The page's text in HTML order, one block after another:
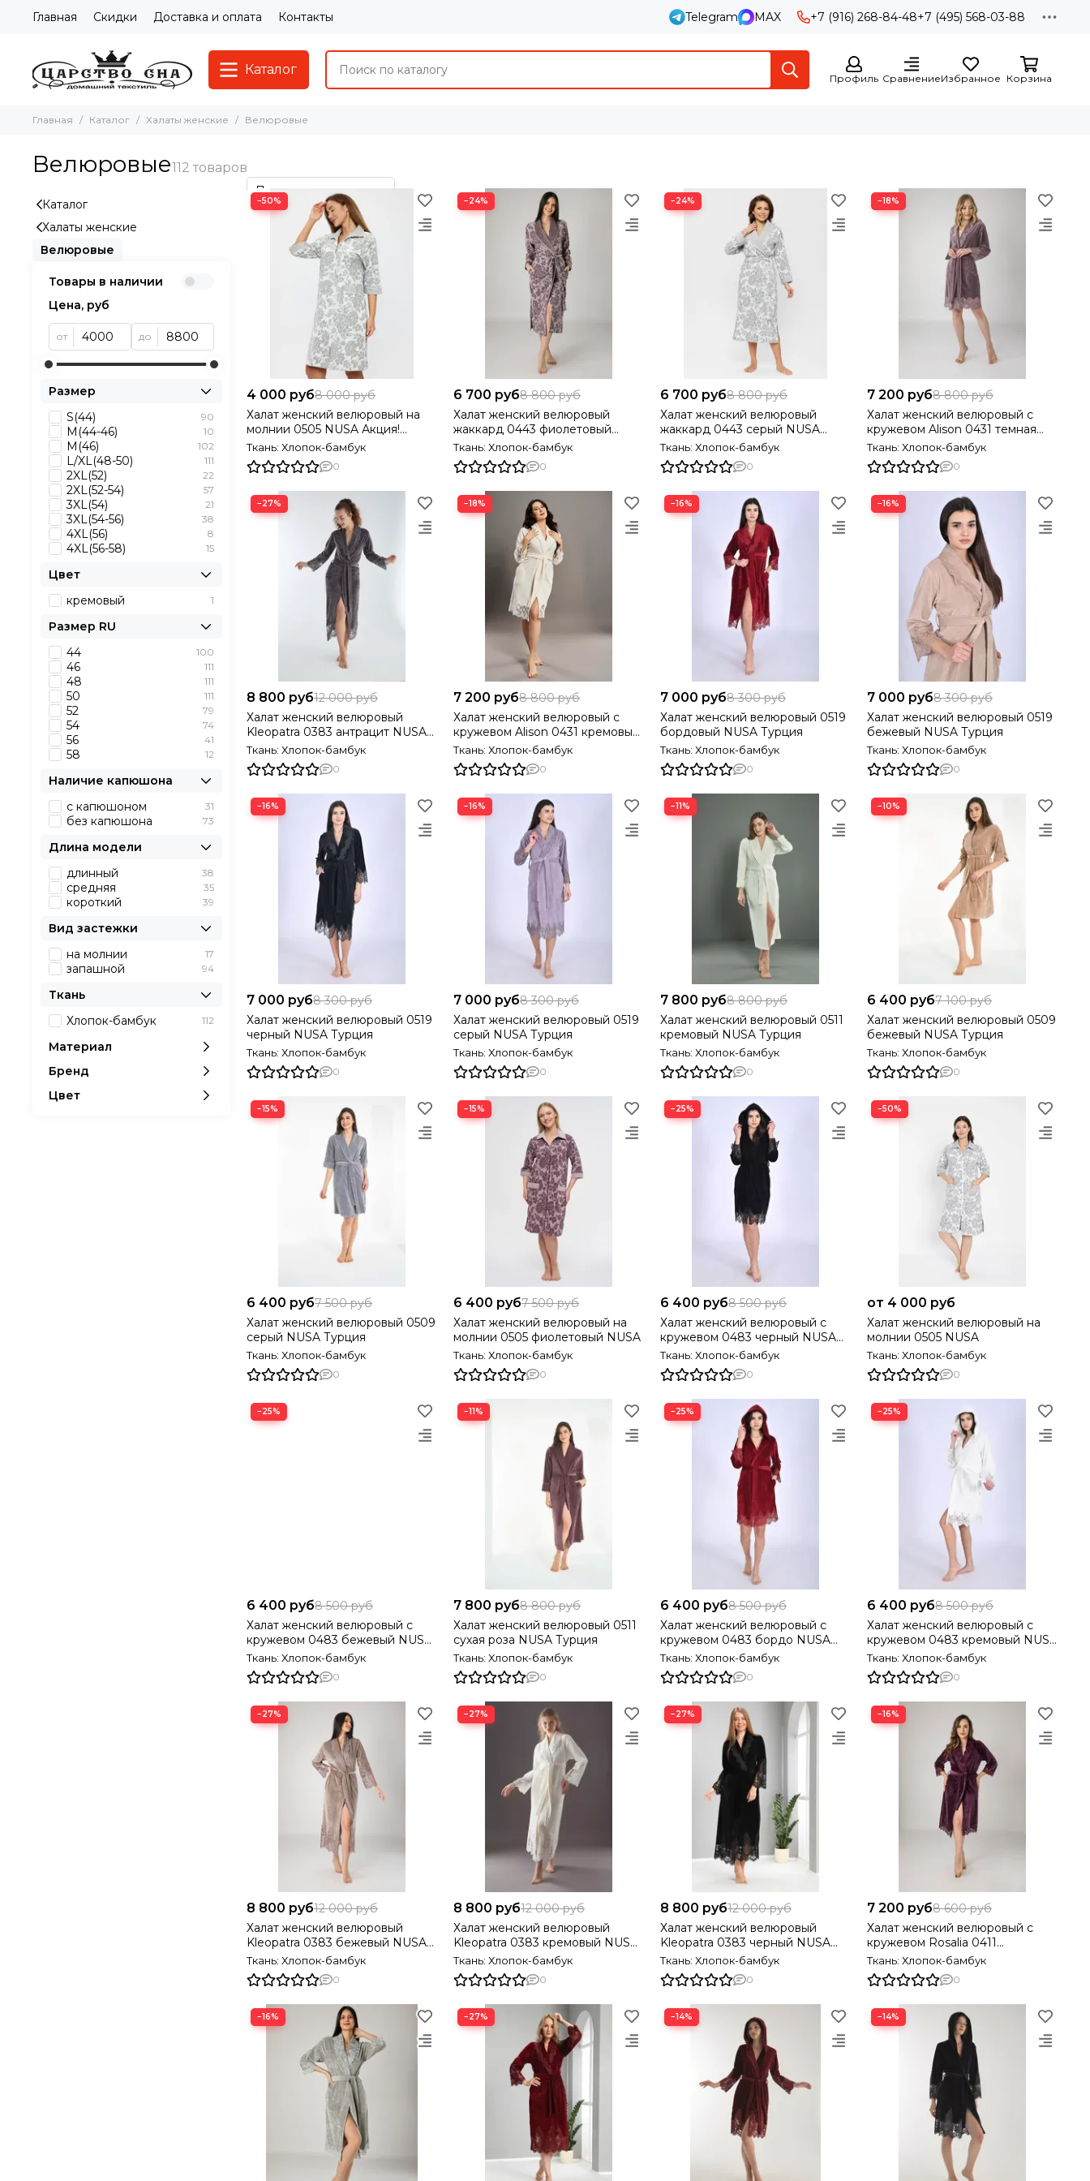
Главная Скидки Доставка и оплата Контакты Telegram MAX +7 (916) 268-84-48+7 (495) 568-03-88
Каталог
Профиль СравнениеИзбранное Корзина
Главная Каталог Халаты женские Велюровые
Велюровые
−50%
4 000 руб8 000 руб
Халат женский велюровый на
молнии 0505 NUSA Акция!
Последний размер
Ткань: Хлопок-бамбук
0
−24%
6 700 руб8 800 руб
Халат женский велюровый
жаккард 0443 фиолетовый
NUSA Турция
Ткань: Хлопок-бамбук
0
−24%
6 700 руб8 800 руб
Халат женский велюровый
жаккард 0443 серый NUSA
Турция
Ткань: Хлопок-бамбук
0
−18%
7 200 руб8 800 руб
Халат женский велюровый с
кружевом Alison 0431 темная
сухая роза NUSA Турция
Ткань: Хлопок-бамбук
0
−27%
8 800 руб12 000 руб
Халат женский велюровый
Kleopatra 0383 антрацит NUSA
Турция
Ткань: Хлопок-бамбук
0
−18%
7 200 руб8 800 руб
Халат женский велюровый с
кружевом Alison 0431 кремовый
NUSA Турция
Ткань: Хлопок-бамбук
0
−16%
7 000 руб8 300 руб
Халат женский велюровый 0519
бордовый NUSA Турция
Ткань: Хлопок-бамбук
0
−16%
7 000 руб8 300 руб
Халат женский велюровый 0519
бежевый NUSA Турция
Ткань: Хлопок-бамбук
0
−16%
7 000 руб8 300 руб
Халат женский велюровый 0519
черный NUSA Турция
Ткань: Хлопок-бамбук
0
−16%
7 000 руб8 300 руб
Халат женский велюровый 0519
серый NUSA Турция
Ткань: Хлопок-бамбук
0
−11%
7 800 руб8 800 руб
Халат женский велюровый 0511
кремовый NUSA Турция
Ткань: Хлопок-бамбук
0
−10%
6 400 руб7 100 руб
Халат женский велюровый 0509
бежевый NUSA Турция
Ткань: Хлопок-бамбук
0
−15%
6 400 руб7 500 руб
Халат женский велюровый 0509
серый NUSA Турция
Ткань: Хлопок-бамбук
0
−15%
6 400 руб7 500 руб
Халат женский велюровый на
молнии 0505 фиолетовый NUSA
Ткань: Хлопок-бамбук
0
−25%
6 400 руб8 500 руб
Халат женский велюровый с
кружевом 0483 черный NUSA
Турция
Ткань: Хлопок-бамбук
0
−50%
от 4 000 руб
Халат женский велюровый на
молнии 0505 NUSA
Ткань: Хлопок-бамбук
0
−25%
6 400 руб8 500 руб
Халат женский велюровый с
кружевом 0483 бежевый NUSA
Турция
Ткань: Хлопок-бамбук
0
−11%
7 800 руб8 800 руб
Халат женский велюровый 0511
сухая роза NUSA Турция
Ткань: Хлопок-бамбук
0
−25%
6 400 руб8 500 руб
Халат женский велюровый с
кружевом 0483 бордо NUSA
Турция
Ткань: Хлопок-бамбук
0
−25%
6 400 руб8 500 руб
Халат женский велюровый с
кружевом 0483 кремовый NUSA
Турция
Ткань: Хлопок-бамбук
0
−27%
8 800 руб12 000 руб
Халат женский велюровый
Kleopatra 0383 бежевый NUSA
Турция
Ткань: Хлопок-бамбук
0
−27%
8 800 руб12 000 руб
Халат женский велюровый
Kleopatra 0383 кремовый NUSA
Турция
Ткань: Хлопок-бамбук
0
−27%
8 800 руб12 000 руб
Халат женский велюровый
Kleopatra 0383 черный NUSA
Турция
Ткань: Хлопок-бамбук
0
−16%
7 200 руб8 600 руб
Халат женский велюровый с
кружевом Rosalia 0411
фиолетовый NUSA Турция
Ткань: Хлопок-бамбук
0
−16% −27% −14% −14%
Каталог
Халаты женские
Велюровые
Товары в наличии
Цена, руб
от до
Размер
S(44)
90
M(44-46) 10
M(46) 102
L/XL(48-50) 111
2XL(52) 22
2XL(52-54) 57
3XL(54) 21
3XL(54-56) 38
4XL(56) 8
4XL(56-58) 15
Цвет
кремовый
1
Размер RU
44
100
46 111
48 111
50 111
52 79
54 74
56 41
58 12
Наличие капюшона
с капюшоном
31
без капюшона 73
Длина модели
длинный
38
средняя 35
короткий 39
Вид застежки
на молнии
17
запашной 94
Ткань
Хлопок-бамбук
112
Материал
Бренд
Цвет